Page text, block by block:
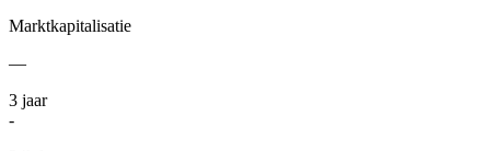
Marktkapitalisatie
—
3 jaar
-